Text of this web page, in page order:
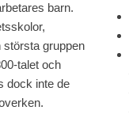
barn.
största gruppen
talet och
dock inte de